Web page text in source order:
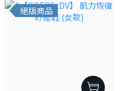
絕版商品